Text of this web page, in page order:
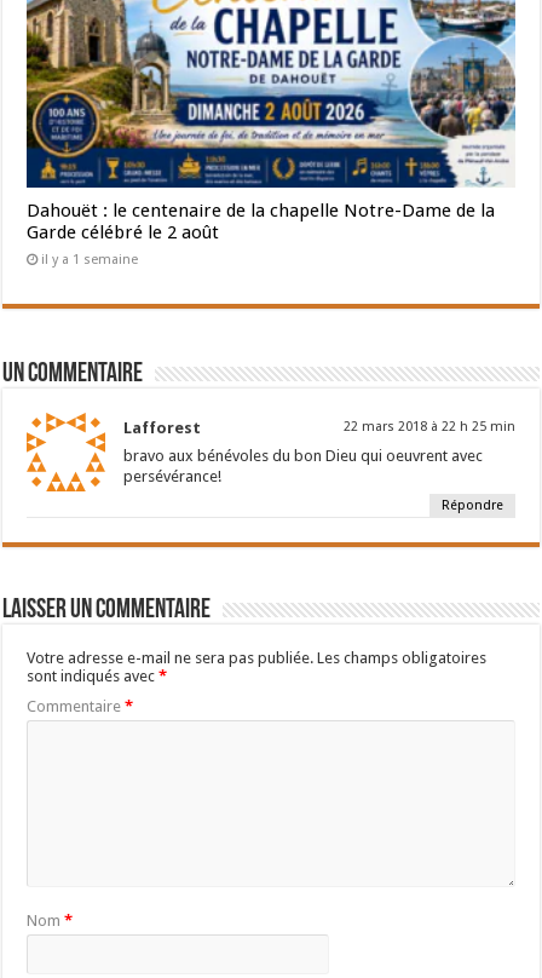
Dahouët : le centenaire de la chapelle Notre-Dame de la
Garde célébré le 2 août
il y a 1 semaine
Un commentaire
Lafforest 22 mars 2018 à 22 h 25 min
bravo aux bénévoles du bon Dieu qui oeuvrent avec
persévérance!
Répondre
Laisser un commentaire
Votre adresse e-mail ne sera pas publiée. Les champs obligatoires
sont indiqués avec*
Commentaire*
Nom*